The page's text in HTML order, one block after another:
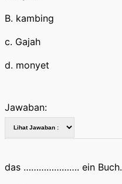
B. kambing
c. Gajah
d. monyet
Jawaban:
das …………………. ein Buch.